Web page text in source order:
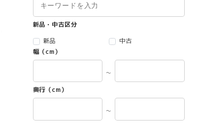
新品・中古区分
新品
中古
幅（cm）
～
奥行（cm）
～